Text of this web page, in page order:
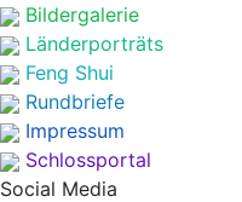
Bildergalerie
Länderporträts
Feng Shui
Rundbriefe
Impressum
Schlossportal
Social Media